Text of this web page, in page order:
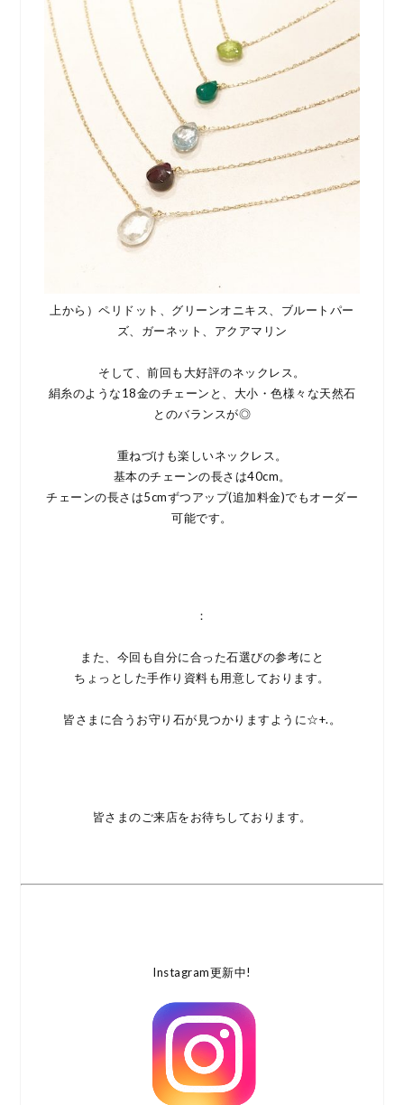
上から）ペリドット、グリーンオニキス、ブルートパー
ズ、ガーネット、アクアマリン
そして、前回も大好評のネックレス。
絹糸のような18金のチェーンと、大小・色様々な天然石
とのバランスが◎
重ねづけも楽しいネックレス。
基本のチェーンの長さは40cm。
チェーンの長さは5cmずつアップ(追加料金)でもオーダー
可能です。
：
また、今回も自分に合った石選びの参考にと
ちょっとした手作り資料も用意しております。
皆さまに合うお守り石が見つかりますように☆+.。
皆さまのご来店をお待ちしております。
Instagram更新中!